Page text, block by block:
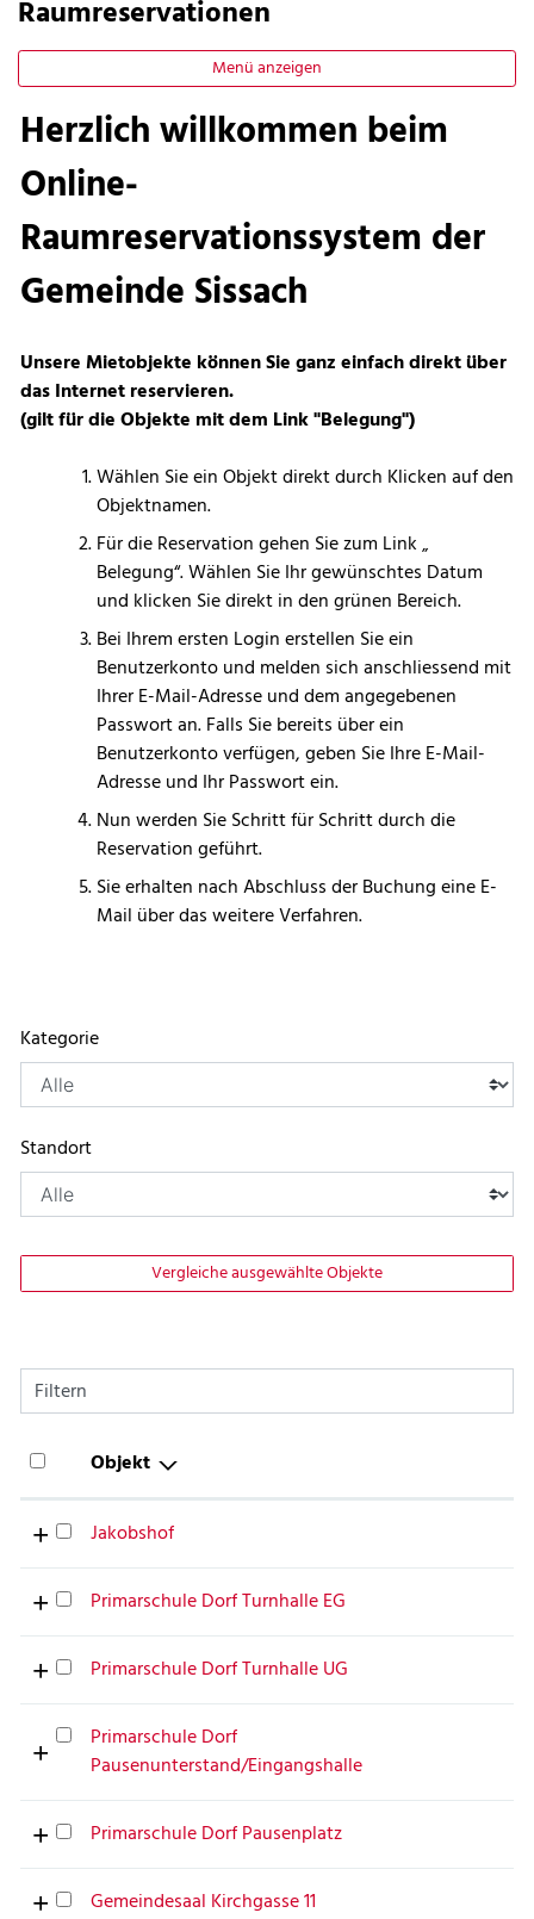
Raumreservationen
Menü anzeigen
Herzlich willkommen beim
Online-
Raumreservationssystem der
Gemeinde Sissach
Unsere Mietobjekte können Sie ganz einfach direkt über
das Internet reservieren.
(gilt für die Objekte mit dem Link "Belegung")
Wählen Sie ein Objekt direkt durch Klicken auf den
Objektnamen.
Für die Reservation gehen Sie zum Link „
Belegung“. Wählen Sie Ihr gewünschtes Datum
und klicken Sie direkt in den grünen Bereich.
Bei Ihrem ersten Login erstellen Sie ein
Benutzerkonto und melden sich anschliessend mit
Ihrer E-Mail-Adresse und dem angegebenen
Passwort an. Falls Sie bereits über ein
Benutzerkonto verfügen, geben Sie Ihre E-Mail-
Adresse und Ihr Passwort ein.
Nun werden Sie Schritt für Schritt durch die
Reservation geführt.
Sie erhalten nach Abschluss der Buchung eine E-
Mail über das weitere Verfahren.
Kategorie
Standort
Vergleiche ausgewählte Objekte
Filtern
Objekt
Jakobshof
Primarschule Dorf Turnhalle EG
Primarschule Dorf Turnhalle UG
Primarschule Dorf
Pausenunterstand/Eingangshalle
Primarschule Dorf Pausenplatz
Gemeindesaal Kirchgasse 11